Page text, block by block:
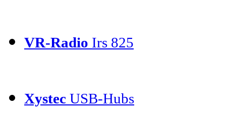
VR-Radio Irs 825
Xystec USB-Hubs